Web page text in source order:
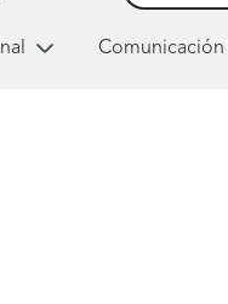
Comunicación